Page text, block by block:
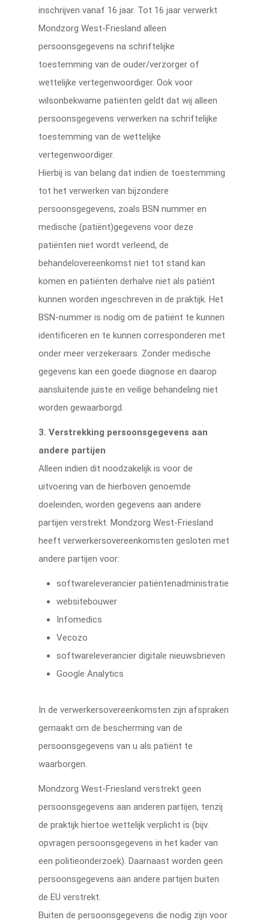
inschrijven vanaf 16 jaar. Tot 16 jaar verwerkt
Mondzorg West-Friesland alleen
persoonsgegevens na schriftelijke
toestemming van de ouder/verzorger of
wettelijke vertegenwoordiger. Ook voor
wilsonbekwame patiënten geldt dat wij alleen
persoonsgegevens verwerken na schriftelijke
toestemming van de wettelijke
vertegenwoordiger.
Hierbij is van belang dat indien de toestemming
tot het verwerken van bijzondere
persoonsgegevens, zoals BSN nummer en
medische (patiënt)gegevens voor deze
patiënten niet wordt verleend, de
behandelovereenkomst niet tot stand kan
komen en patiënten derhalve niet als patiënt
kunnen worden ingeschreven in de praktijk. Het
BSN-nummer is nodig om de patiënt te kunnen
identificeren en te kunnen corresponderen met
onder meer verzekeraars. Zonder medische
gegevens kan een goede diagnose en daarop
aansluitende juiste en veilige behandeling niet
worden gewaarborgd.
3. Verstrekking persoonsgegevens aan
andere partijen
Alleen indien dit noodzakelijk is voor de
uitvoering van de hierboven genoemde
doeleinden, worden gegevens aan andere
partijen verstrekt. Mondzorg West-Friesland
heeft verwerkersovereenkomsten gesloten met
andere partijen voor:
softwareleverancier patiëntenadministratie
websitebouwer
Infomedics
Vecozo
softwareleverancier digitale nieuwsbrieven
Google Analytics
In de verwerkersovereenkomsten zijn afspraken
gemaakt om de bescherming van de
persoonsgegevens van u als patiënt te
waarborgen.
Mondzorg West-Friesland verstrekt geen
persoonsgegevens aan anderen partijen, tenzij
de praktijk hiertoe wettelijk verplicht is (bijv.
opvragen persoonsgegevens in het kader van
een politieonderzoek). Daarnaast worden geen
persoonsgegevens aan andere partijen buiten
de EU verstrekt.
Buiten de persoonsgegevens die nodig zijn voor